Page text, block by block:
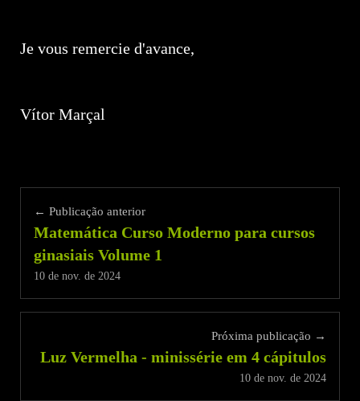
Je vous remercie d'avance,
Vítor Marçal
← Publicação anterior
Matemática Curso Moderno para cursos
ginasiais Volume 1
10 de nov. de 2024
Próxima publicação →
Luz Vermelha - minissérie em 4 cápitulos
10 de nov. de 2024